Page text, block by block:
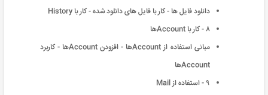
دانلود فایل ها - کار با فایل های دانلود شده - کار با History
۸ - کار با Accountها
مبانی استفاده از Accountها - افزودن Accountها - کاربرد
Accountها
۹ - استفاده از Mail